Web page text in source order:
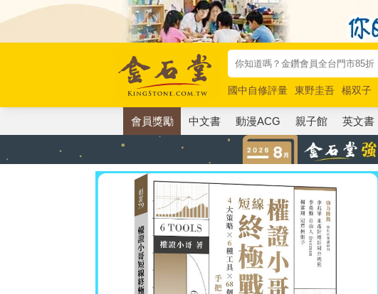
國中自修評量 東野圭吾 楊双子
唯紅花綻放
奧德賽 路邊攤新作
會員獎勵 中文書 動漫ACG 親子館 英文書